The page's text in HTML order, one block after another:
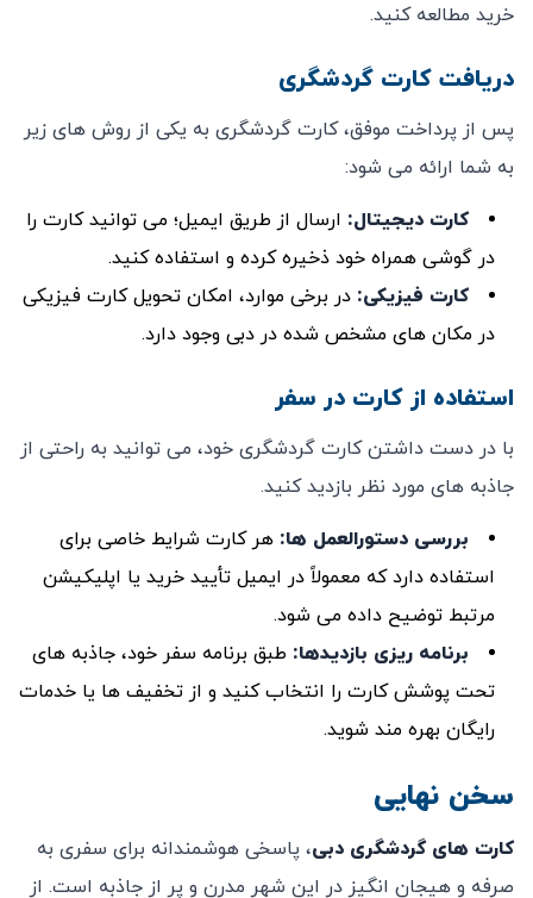
خرید مطالعه کنید.
دریافت کارت گردشگری
پس از پرداخت موفق، کارت گردشگری به یکی از روش‌ های زیر
به شما ارائه می ‌شود:
کارت دیجیتال: ارسال از طریق ایمیل؛ می ‌توانید کارت را
در گوشی همراه خود ذخیره کرده و استفاده کنید.
کارت فیزیکی: در برخی موارد، امکان تحویل کارت فیزیکی
در مکان ‌های مشخص ‌شده در دبی وجود دارد.
استفاده از کارت در سفر
با در دست داشتن کارت گردشگری خود، می ‌توانید به‌ راحتی از
جاذبه‌ های مورد نظر بازدید کنید.
بررسی دستورالعمل ‌ها: هر کارت شرایط خاصی برای
استفاده دارد که معمولاً در ایمیل تأیید خرید یا اپلیکیشن
مرتبط توضیح داده می‌ شود.
برنامه ‌ریزی بازدیدها: طبق برنامه سفر خود، جاذبه‌ های
تحت پوشش کارت را انتخاب کنید و از تخفیف ‌ها یا خدمات
رایگان بهره ‌مند شوید.
سخن نهایی
کارت ‌های گردشگری دبی، پاسخی هوشمندانه برای سفری به‌
صرفه و هیجان ‌انگیز در این شهر مدرن و پر از جاذبه است. از